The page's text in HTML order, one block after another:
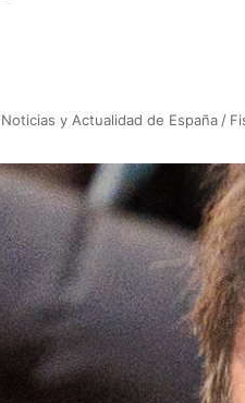
Noticias y Actualidad de España /